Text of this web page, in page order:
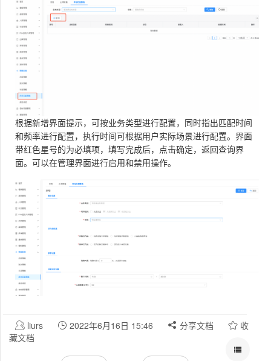
根据新增界面提示，可按业务类型进行配置，同时指出匹配时间
和频率进行配置，执行时间可根据用户实际场景进行配置。界面
带红色星号的为必填项，填写完成后，点击确定，返回查询界
面。可以在管理界面进行启用和禁用操作。
liurs 2022年6月16日 15:46 分享文档
收
藏文档